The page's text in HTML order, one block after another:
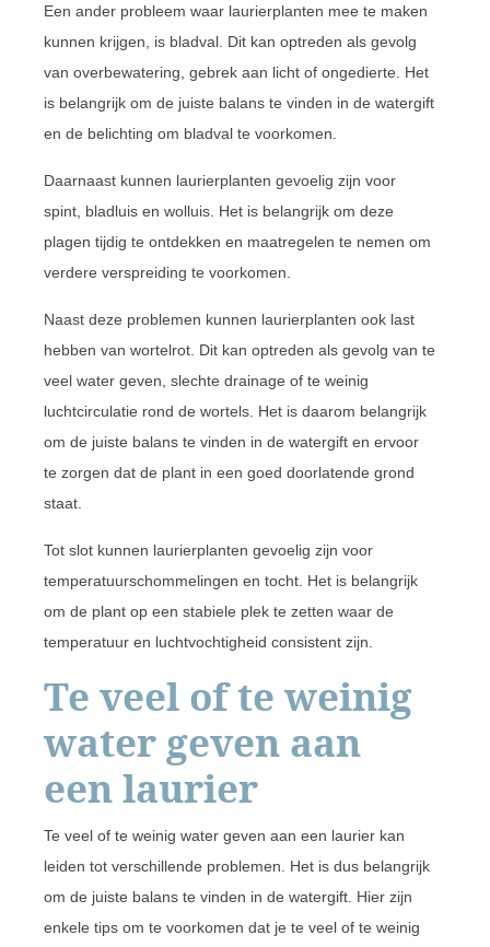
Een ander probleem waar laurierplanten mee te maken
kunnen krijgen, is bladval. Dit kan optreden als gevolg
van overbewatering, gebrek aan licht of ongedierte. Het
is belangrijk om de juiste balans te vinden in de watergift
en de belichting om bladval te voorkomen.
Daarnaast kunnen laurierplanten gevoelig zijn voor
spint, bladluis en wolluis. Het is belangrijk om deze
plagen tijdig te ontdekken en maatregelen te nemen om
verdere verspreiding te voorkomen.
Naast deze problemen kunnen laurierplanten ook last
hebben van wortelrot. Dit kan optreden als gevolg van te
veel water geven, slechte drainage of te weinig
luchtcirculatie rond de wortels. Het is daarom belangrijk
om de juiste balans te vinden in de watergift en ervoor
te zorgen dat de plant in een goed doorlatende grond
staat.
Tot slot kunnen laurierplanten gevoelig zijn voor
temperatuurschommelingen en tocht. Het is belangrijk
om de plant op een stabiele plek te zetten waar de
temperatuur en luchtvochtigheid consistent zijn.
Te veel of te weinig
water geven aan
een laurier
Te veel of te weinig water geven aan een laurier kan
leiden tot verschillende problemen. Het is dus belangrijk
om de juiste balans te vinden in de watergift. Hier zijn
enkele tips om te voorkomen dat je te veel of te weinig